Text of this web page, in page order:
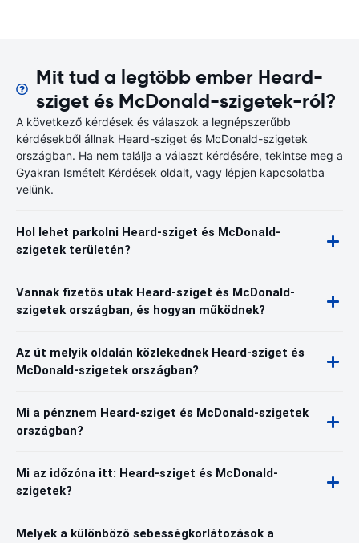
Mit tud a legtöbb ember Heard-
sziget és McDonald-szigetek-ról?
A következő kérdések és válaszok a legnépszerűbb
kérdésekből állnak Heard-sziget és McDonald-szigetek
országban. Ha nem találja a választ kérdésére, tekintse meg a
Gyakran Ismételt Kérdések oldalt, vagy lépjen kapcsolatba
velünk.
Hol lehet parkolni Heard-sziget és McDonald-
szigetek területén?
Vannak fizetős utak Heard-sziget és McDonald-
szigetek országban, és hogyan működnek?
Az út melyik oldalán közlekednek Heard-sziget és
McDonald-szigetek országban?
Mi a pénznem Heard-sziget és McDonald-szigetek
országban?
Mi az időzóna itt: Heard-sziget és McDonald-
szigetek?
Melyek a különböző sebességkorlátozások a